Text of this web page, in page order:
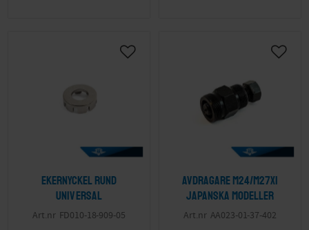
Ekernyckel Rund
Universal
FD010-18-909-05
Avdragare M24/M27x1
Japanska modeller
AA023-01-37-402